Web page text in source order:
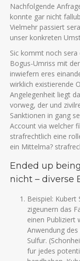
Nachfolgende
konnte gar nicht
Vielmehr passiert
unser konkreten
Sic kommt noch
Bogus-Umriss mit
inwiefern eres
wirklich existierende
Angelegenheit liegt
vorweg, der und
Sanktionen in gang
Account via welcher
strafrechtlich eine
ein Mittelma?
Ended up
nicht – diverse
Beispiel: Kubert
zigeunern das
einen Publiziert
Anwendung
Sulfur.
fur jedes